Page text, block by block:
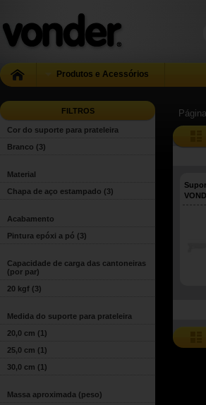
Produtos e Acessórios
FILTROS
Cor do suporte para prateleira
Branco (3)
Material
Chapa de aço estampado (3)
Acabamento
Pintura epóxi a pó (3)
Capacidade de carga das cantoneiras
(por par)
20 kgf (3)
Medida do suporte para prateleira
20,0 cm (1)
25,0 cm (1)
30,0 cm (1)
Massa aproximada (peso)